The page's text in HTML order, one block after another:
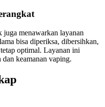
juga menawarkan layanan
bisa diperiksa, dibersihkan,
optimal. Layanan ini
keamanan vaping.